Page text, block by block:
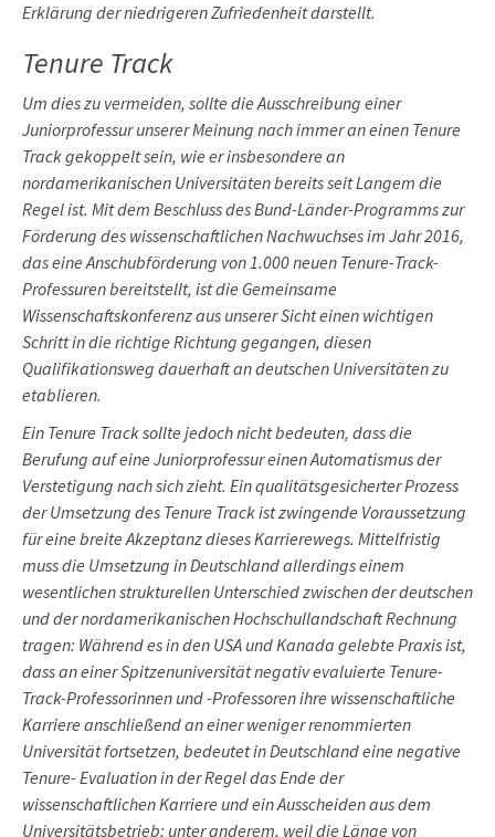
Erklärung der niedrigeren Zufriedenheit darstellt.
Tenure Track
Um dies zu vermeiden, sollte die Ausschreibung einer
Juniorprofessur unserer Meinung nach immer an einen Tenure
Track gekoppelt sein, wie er insbesondere an
nordamerikanischen Universitäten bereits seit Langem die
Regel ist. Mit dem Beschluss des Bund-Länder-Programms zur
Förderung des wissenschaftlichen Nachwuchses im Jahr 2016,
das eine Anschubförderung von 1.000 neuen Tenure-Track-
Professuren bereitstellt, ist die Gemeinsame
Wissenschaftskonferenz aus unserer Sicht einen wichtigen
Schritt in die richtige Richtung gegangen, diesen
Qualifikationsweg dauerhaft an deutschen Universitäten zu
etablieren.
Ein Tenure Track sollte jedoch nicht bedeuten, dass die
Berufung auf eine Juniorprofessur einen Automatismus der
Verstetigung nach sich zieht. Ein qualitätsgesicherter Prozess
der Umsetzung des Tenure Track ist zwingende Voraussetzung
für eine breite Akzeptanz dieses Karrierewegs. Mittelfristig
muss die Umsetzung in Deutschland allerdings einem
wesentlichen strukturellen Unterschied zwischen der deutschen
und der nordamerikanischen Hochschullandschaft Rechnung
tragen: Während es in den USA und Kanada gelebte Praxis ist,
dass an einer Spitzenuniversität negativ evaluierte Tenure-
Track-Professorinnen und -Professoren ihre wissenschaftliche
Karriere anschließend an einer weniger renommierten
Universität fortsetzen, bedeutet in Deutschland eine negative
Tenure- Evaluation in der Regel das Ende der
wissenschaftlichen Karriere und ein Ausscheiden aus dem
Universitätsbetrieb; unter anderem, weil die Länge von